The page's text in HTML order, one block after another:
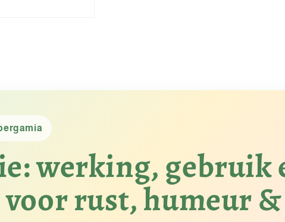
werking, gebruik
rust, humeur